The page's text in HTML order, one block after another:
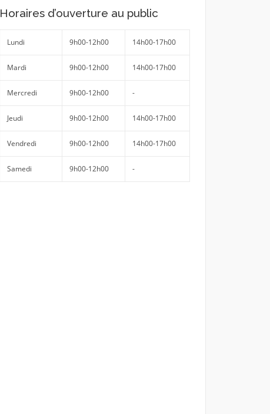
Horaires d’ouverture au public
Lundi 9h00-12h00 14h00-17h00
Mardi 9h00-12h00 14h00-17h00
Mercredi 9h00-12h00 -
Jeudi 9h00-12h00 14h00-17h00
Vendredi 9h00-12h00 14h00-17h00
Samedi 9h00-12h00 -